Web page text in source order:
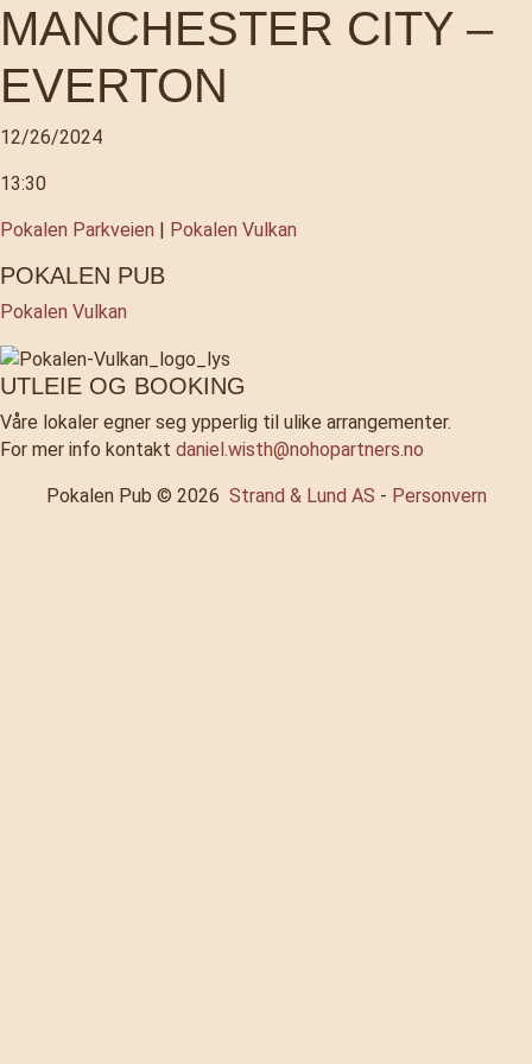
MANCHESTER CITY –
EVERTON
12/26/2024
13:30
Pokalen Parkveien | Pokalen Vulkan
POKALEN PUB
Pokalen Vulkan
UTLEIE OG BOOKING
Våre lokaler egner seg ypperlig til ulike arrangementer.
For mer info kontakt daniel.wisth@nohopartners.no
Pokalen Pub © 2026 Strand & Lund AS - Personvern